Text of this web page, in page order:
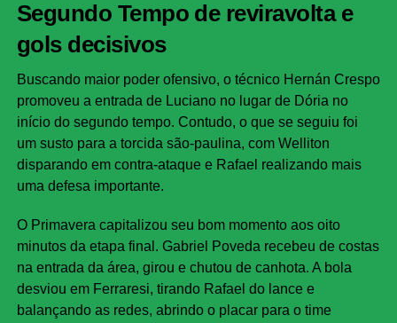
Segundo Tempo de reviravolta e
gols decisivos
Buscando maior poder ofensivo, o técnico Hernán Crespo
promoveu a entrada de Luciano no lugar de Dória no
início do segundo tempo. Contudo, o que se seguiu foi
um susto para a torcida são-paulina, com Welliton
disparando em contra-ataque e Rafael realizando mais
uma defesa importante.
O Primavera capitalizou seu bom momento aos oito
minutos da etapa final. Gabriel Poveda recebeu de costas
na entrada da área, girou e chutou de canhota. A bola
desviou em Ferraresi, tirando Rafael do lance e
balançando as redes, abrindo o placar para o time